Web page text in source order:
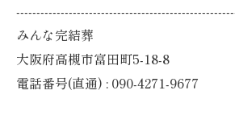
みんな完結葬
大阪府高槻市富田町5-18-8
電話番号(直通) : 090-4271-9677